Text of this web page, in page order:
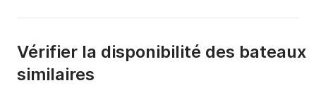
Vérifier la disponibilité des bateaux
similaires